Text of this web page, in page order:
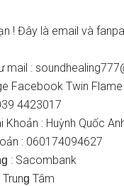
! Đây là email và
mail : ѕ
Facebook Twin
4423017
Khoản : Huỳnh Quốc
: 060174094627
: Sacombank
Trunɡ Tâm